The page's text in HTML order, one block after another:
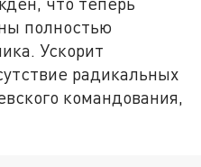
полностью
Ускорит
радикальных
командования,